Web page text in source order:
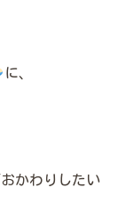
に、
かわりしたい